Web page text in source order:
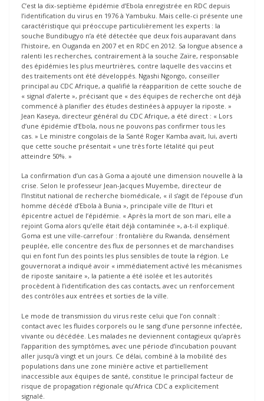
C’est la dix-septième épidémie d’Ebola enregistrée en RDC depuis
l’identification du virus en 1976 à Yambuku. Mais celle-ci présente une
caractéristique qui préoccupe particulièrement les experts : la
souche Bundibugyo n’a été détectée que deux fois auparavant dans
l’histoire, en Ouganda en 2007 et en RDC en 2012. Sa longue absence a
ralenti les recherches, contrairement à la souche Zaïre, responsable
des épidémies les plus meurtrières, contre laquelle des vaccins et
des traitements ont été développés. Ngashi Ngongo, conseiller
principal au CDC Afrique, a qualifié la réapparition de cette souche de
« signal d’alerte », précisant que « des équipes de recherche ont déjà
commencé à planifier des études destinées à appuyer la riposte. »
Jean Kaseya, directeur général du CDC Afrique, a été direct : « Lors
d’une épidémie d’Ebola, nous ne pouvons pas confirmer tous les
cas. » Le ministre congolais de la Santé Roger Kamba avait, lui, averti
que cette souche présentait « une très forte létalité qui peut
atteindre 50%. »
La confirmation d’un cas à Goma a ajouté une dimension nouvelle à la
crise. Selon le professeur Jean-Jacques Muyembe, directeur de
l’Institut national de recherche biomédicale, « il s’agit de l’épouse d’un
homme décédé d’Ebola à Bunia », principale ville de l’Ituri et
épicentre actuel de l’épidémie. « Après la mort de son mari, elle a
rejoint Goma alors qu’elle était déjà contaminée », a-t-il expliqué.
Goma est une ville-carrefour : frontalière du Rwanda, densément
peuplée, elle concentre des flux de personnes et de marchandises
qui en font l’un des points les plus sensibles de toute la région. Le
gouvernorat a indiqué avoir « immédiatement activé les mécanismes
de riposte sanitaire », la patiente a été isolée et les autorités
procèdent à l’identification des cas contacts, avec un renforcement
des contrôles aux entrées et sorties de la ville.
Le mode de transmission du virus reste celui que l’on connaît :
contact avec les fluides corporels ou le sang d’une personne infectée,
vivante ou décédée. Les malades ne deviennent contagieux qu’après
l’apparition des symptômes, avec une période d’incubation pouvant
aller jusqu’à vingt et un jours. Ce délai, combiné à la mobilité des
populations dans une zone minière active et partiellement
inaccessible aux équipes de santé, constitue le principal facteur de
risque de propagation régionale qu’Africa CDC a explicitement
signalé.